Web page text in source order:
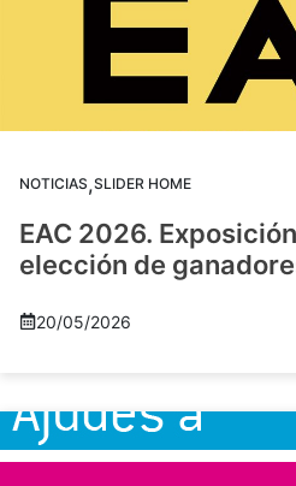
NOTICIAS,SLIDER HOME
EAC 2026.
elección de
20/05/2026